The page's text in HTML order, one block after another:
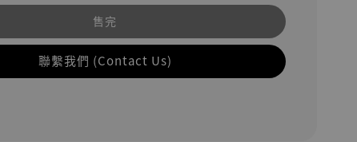
售完
聯繫我們 (Contact Us)